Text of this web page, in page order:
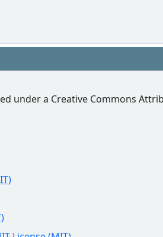
under a Creative Commons